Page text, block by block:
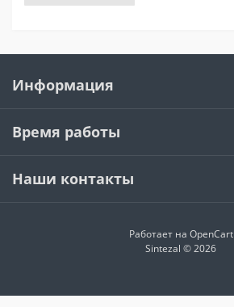
Информация
Время работы
Наши контакты
Работает на OpenCart
Sintezal © 2026